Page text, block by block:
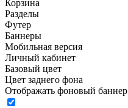
Корзина
Разделы
Футер
Баннеры
Мобильная версия
Личный кабинет
Базовый цвет
Цвет заднего фона
Отображать фоновый баннер